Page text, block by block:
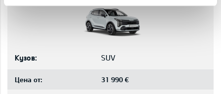
Кузов: SUV
Цена от: 31 990 €